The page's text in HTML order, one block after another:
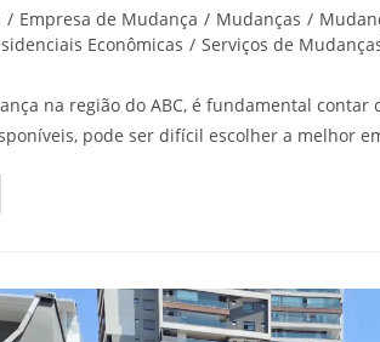
/ Empresa de Mudança / Mudanças /
Econômicas / Serviços de
na região do ABC, é fundamental
pode ser difícil escolher a melhor